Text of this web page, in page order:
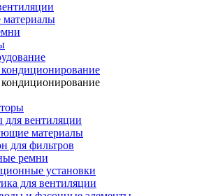
для вентиляции
материалы
для фильтров
ремни
установки
для вентиляции